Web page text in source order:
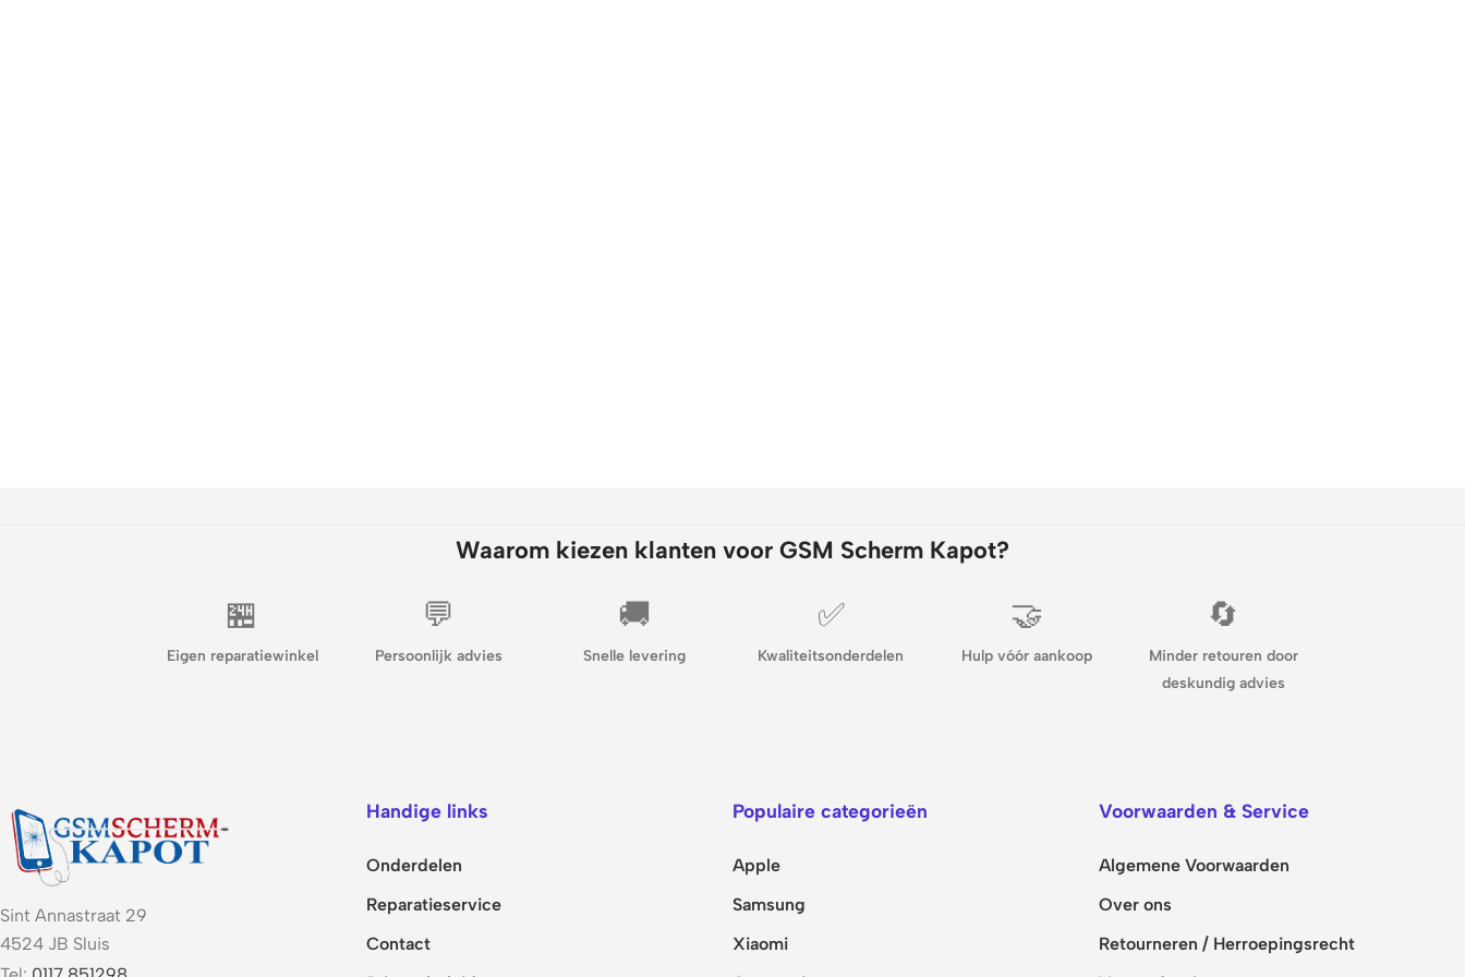
Waarom kiezen klanten voor GSM Scherm Kapot?
🏪
Eigen reparatiewinkel
💬
Persoonlijk advies
🚚
Snelle levering
✅
Kwaliteitsonderdelen
🤝
Hulp vóór aankoop
🔄
Minder retouren door
deskundig advies
Sint Annastraat 29
4524 JB Sluis
Handige links
Onderdelen
Reparatieservice
Contact
Populaire categorieën
Apple
Samsung
Xiaomi
Voorwaarden & Service
Algemene Voorwaarden
Over ons
Retourneren / Herroepingsrecht